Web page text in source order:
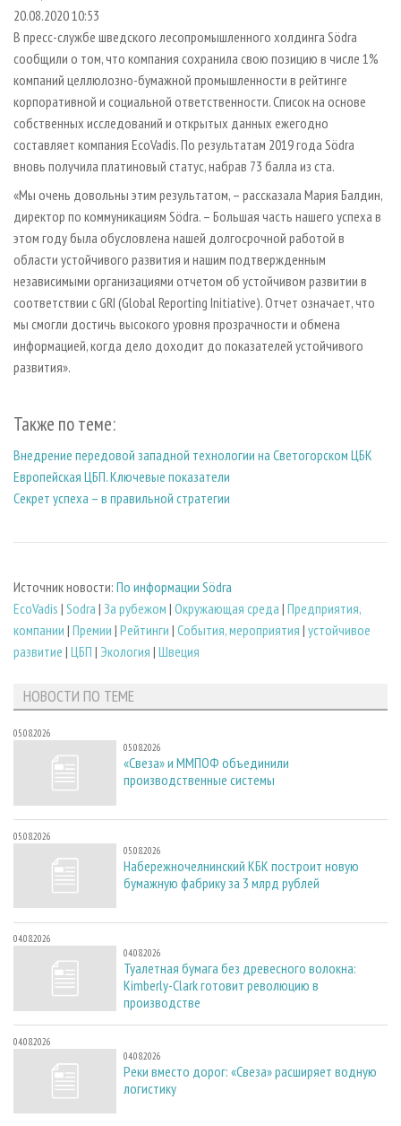
СУШКА ДРЕВЕСИНЫ
ПРОИЗВОДСТВО ДРЕВЕСНЫХ ПЛИТ
ДЕРЕВЯННОЕ ДОМОСТРОЕНИЕ
ПРОИЗВОДСТВО МЕБЕЛИ
БИОЭНЕРГЕТИКА
ЦБП
ИНСТРУМЕНТ И МАТЕРИАЛЫ
ПЕРСОНЫ
МОБИЛЬНЫЕ ВЫСТАВКИ
ОФИЦИАЛЬНЫЕ ДЕЛЕГАЦИИ
ПРИОРИТЕТНЫЕ ИНВЕСТПРОЕКТЫ
RUSSIAN FORESTRY REVIEW
ГАЗЕТА ЛЕСПРОМФОРУМ
БИБЛИОТЕКА СПЕЦИАЛИСТА
КОНТАКТЫ
РЕКЛАМА
РЕКЛАМА НА САЙТЕ
20.08.2020 10:53
В пресс-службе шведского лесопромышленного холдинга Södra
сообщили о том, что компания сохранила свою позицию в числе 1%
компаний целлюлозно-бумажной промышленности в рейтинге
корпоративной и социальной ответственности. Список на основе
собственных исследований и открытых данных ежегодно
составляет компания EcoVadis. По результатам 2019 года Södra
вновь получила платиновый статус, набрав 73 балла из ста.
«Мы очень довольны этим результатом, – рассказала Мария Балдин,
директор по коммуникациям Södra. – Большая часть нашего успеха в
этом году была обусловлена нашей долгосрочной работой в
области устойчивого развития и нашим подтвержденным
независимыми организациями отчетом об устойчивом развитии в
соответствии с GRI (Global Reporting Initiative). Отчет означает, что
мы смогли достичь высокого уровня прозрачности и обмена
информацией, когда дело доходит до показателей устойчивого
развития».
Также по теме:
Внедрение передовой западной технологии на Светогорском ЦБК
Европейская ЦБП. Ключевые показатели
Секрет успеха – в правильной стратегии
Источник новости: По информации Södra
EcoVadis | Sodra | За рубежом | Окружающая среда | Предприятия,
компании | Премии | Рейтинги | События, мероприятия | устойчивое
развитие | ЦБП | Экология | Швеция
НОВОСТИ ПО ТЕМЕ
05.08.2026
05.08.2026
«Свеза» и ММПОФ объединили
производственные системы
05.08.2026
05.08.2026
Набережночелнинский КБК построит новую
бумажную фабрику за 3 млрд рублей
04.08.2026
04.08.2026
Туалетная бумага без древесного волокна:
Kimberly-Clark готовит революцию в
производстве
04.08.2026
04.08.2026
Реки вместо дорог: «Свеза» расширяет водную
логистику